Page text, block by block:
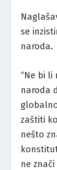
se
naroda.
“Ne bi
naroda
zaštiti
nešto
ne